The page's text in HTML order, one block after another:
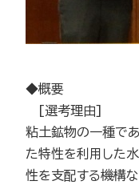
◆概要
[選考理由]
粘土鉱物の一種で
た特性を利用した
性を支配する機構